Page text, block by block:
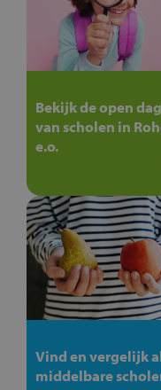
Bekijk de open
van scholen in
e.o.
Vind en vergelijk
middelbare